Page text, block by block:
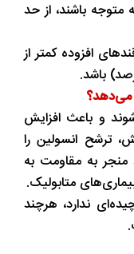
متوجه باشند، از حد
افزوده کمتر از
می‌دهد؟
و باعث افزایش
ترشح انسولین را
به مقاومت به
متابولیک.
ندارد، هرچند